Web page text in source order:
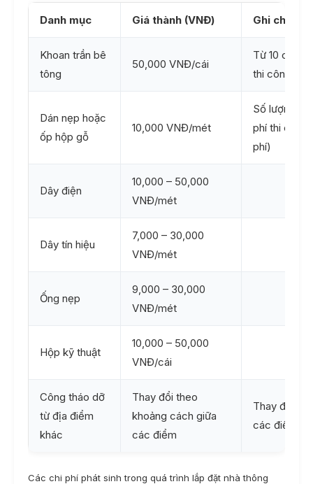
Danh mục Giá thành (VNĐ) Ghi chú
Khoan trần bê
tông
50,000 VNĐ/cái
Từ 10 cái
thi công
Dán nẹp hoặc
ốp hộp gỗ
10,000 VNĐ/mét
Số lượng từ
phí thi công
phí)
Dây điện
10,000 – 50,000
VNĐ/mét
Dây tín hiệu
7,000 – 30,000
VNĐ/mét
Ống nẹp
9,000 – 30,000
VNĐ/mét
Hộp kỹ thuật
10,000 – 50,000
VNĐ/cái
Công tháo dỡ
từ địa điểm
khác
Thay đổi theo
khoảng cách giữa
các điểm
Thay đổi
các điểm
Các chi phí phát sinh trong quá trình lắp đặt nhà thông